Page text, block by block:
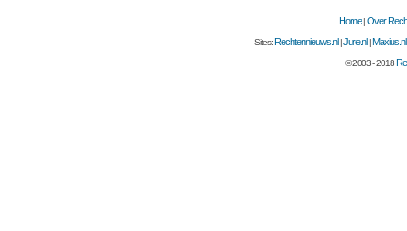
Home|Over
Sites:Rechtennieuws.nl |Jure.nl |Maxius.nl
© 2003 - 2018